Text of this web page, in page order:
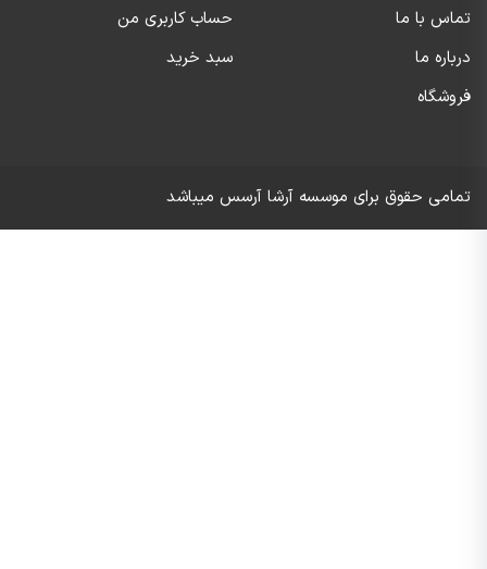
تماس با ما
حساب کاربری من
درباره ما
سبد خرید
فروشگاه
تمامی حقوق برای موسسه آرشا آرسس میباشد